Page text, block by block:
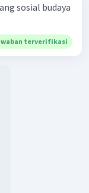
sosial budaya
terverifikasi